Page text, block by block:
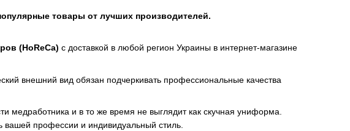
товары от лучших производителей.
(HoReCa) с доставкой в любой регион Украины в интернет-магазине
внешний вид обязан подчеркивать профессиональные качества
медработника и в то же время не выглядит как скучная униформа.
профессии и индивидуальный стиль.